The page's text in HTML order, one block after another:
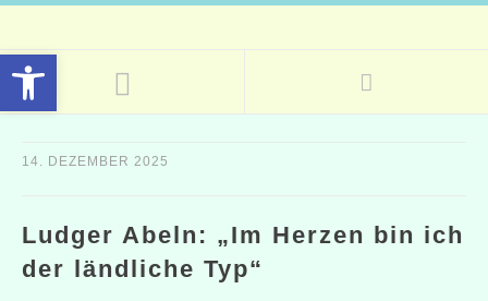
14. DEZEMBER 2025
Ludger Abeln: „Im Herzen bin ich
der ländliche Typ“
Open toolbar